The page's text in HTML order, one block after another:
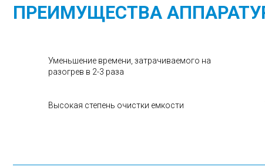
ПРЕИМУЩЕСТВА
Уменьшение времени, затрачиваемого на
разогрев в 2-3 раза
Высокая степень очистки емкости